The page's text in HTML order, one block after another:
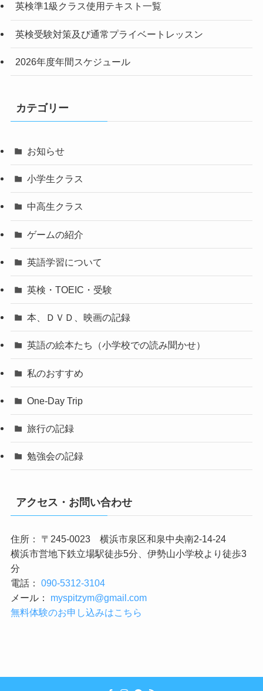
英検準1級クラス使用テキスト一覧
英検受験対策及び通常プライベートレッスン
2026年度年間スケジュール
カテゴリー
お知らせ
小学生クラス
中高生クラス
ゲームの紹介
英語学習について
英検・TOEIC・受験
本、ＤＶＤ、映画の記録
英語の絵本たち（小学校での読み聞かせ）
私のおすすめ
One-Day Trip
旅行の記録
勉強会の記録
アクセス・お問い合わせ
住所： 〒245-0023 横浜市泉区和泉中央南2-14-24
横浜市営地下鉄立場駅徒歩5分、伊勢山小学校より徒歩3
分
電話： 090-5312-3104
メール： myspitzym@gmail.com
無料体験のお申し込みはこちら